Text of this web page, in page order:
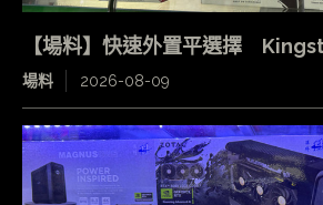
【場料】快速外置平選擇
場料 2026-08-09